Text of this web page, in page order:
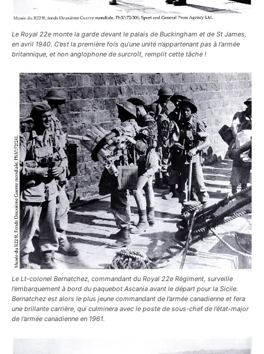
Le Royal 22e monte la garde devant le palais de Buckingham et de St James,
en avril 1940. C’est la première fois qu’une unité n’appartenant pas à l’armée
britannique, et non anglophone de surcroît, remplit cette tâche !
Le Lt-colonel Bernatchez, commandant du Royal 22e Régiment, surveille
l’embarquement à bord du paquebot Ascania avant le départ pour la Sicile.
Bernatchez est alors le plus jeune commandant de l’armée canadienne et fera
une brillante carrière, qui culminera avec le poste de sous-chef de l’état-major
de l’armée canadienne en 1961.